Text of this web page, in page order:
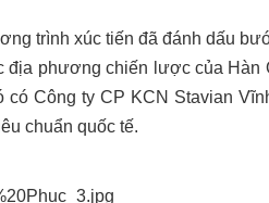
trình xúc tiến đã đánh dấu
địa phương chiến lược của Hàn
có Công ty CP KCN Stavian
chuẩn quốc tế.